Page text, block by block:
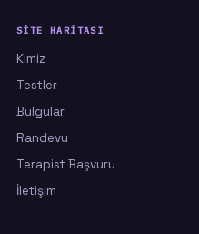
SITE HARITASI
Kimiz
Testler
Bulgular
Randevu
Terapist Başvuru
İletişim